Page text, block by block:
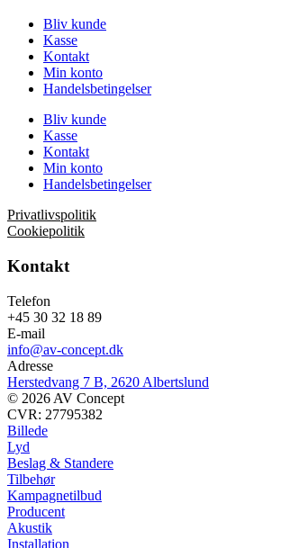
Bliv kunde
Kasse
Kontakt
Min konto
Handelsbetingelser
Bliv kunde
Kasse
Kontakt
Min konto
Handelsbetingelser
Privatlivspolitik
Cookiepolitik
Kontakt
Telefon
+45 30 32 18 89
E-mail
info@av-concept.dk
Adresse
Herstedvang 7 B, 2620 Albertslund
© 2026 AV Concept
CVR: 27795382
Billede
Lyd
Beslag & Standere
Tilbehør
Kampagnetilbud
Producent
Akustik
Installation